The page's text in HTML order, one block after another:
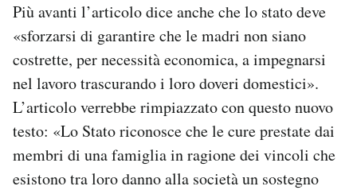
Più avanti l’articolo dice anche che lo stato deve
«sforzarsi di garantire che le madri non siano
costrette, per necessità economica, a impegnarsi
nel lavoro trascurando i loro doveri domestici».
L’articolo verrebbe rimpiazzato con questo nuovo
testo: «Lo Stato riconosce che le cure prestate dai
membri di una famiglia in ragione dei vincoli che
esistono tra loro danno alla società un sostegno